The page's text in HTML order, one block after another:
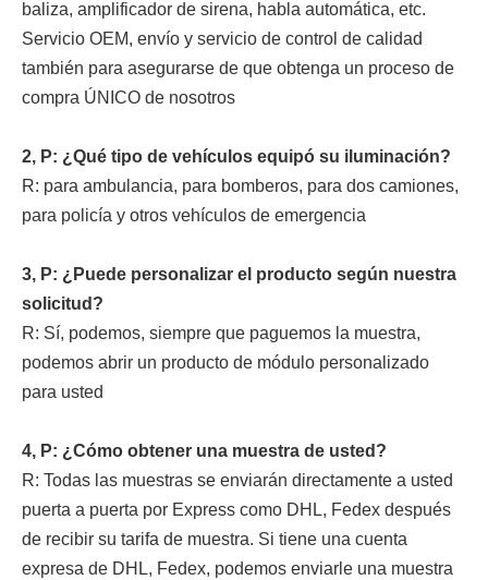
baliza, amplificador de sirena, habla automática, etc.
Servicio OEM, envío y servicio de control de calidad
también para asegurarse de que obtenga un proceso de
compra ÚNICO de nosotros
2, P: ¿Qué tipo de vehículos equipó su iluminación?
R: para ambulancia, para bomberos, para dos camiones,
para policía y otros vehículos de emergencia
3, P: ¿Puede personalizar el producto según nuestra
solicitud?
R: Sí, podemos, siempre que paguemos la muestra,
podemos abrir un producto de módulo personalizado
para usted
4, P: ¿Cómo obtener una muestra de usted?
R: Todas las muestras se enviarán directamente a usted
puerta a puerta por Express como DHL, Fedex después
de recibir su tarifa de muestra. Si tiene una cuenta
expresa de DHL, Fedex, podemos enviarle una muestra